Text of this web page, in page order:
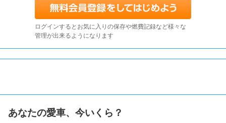
ログインするとお気に入りの保存や燃費記録など様々な
管理が出来るようになります
あなたの愛車、今いくら？